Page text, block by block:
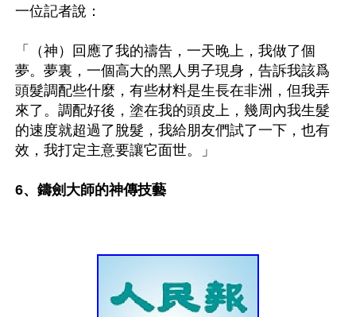
一位記者說：
「（神）回應了我的禱告，一天晚上，我做了個
夢。夢裏，一個高大的黑人男子現身，告訴我該爲
頭髮調配些什麼，有些材料是生長在非洲，但我弄
來了。調配好後，塗在我的頭皮上，幾周內我生髮
的速度就超過了脫髮，我給朋友們試了一下，也有
效，我打定主意要讓它面世。」
6、鑄劍大師的神傳技藝